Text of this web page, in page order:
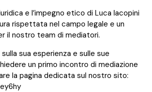
e l’impegno etico di Luca Iacopini
rispettata nel campo legale e un
il nostro team di mediatori.
sua esperienza e sulle sue
un primo incontro di mediazione
la pagina dedicata sul nostro sito: